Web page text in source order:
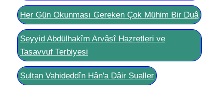
Her Gün Okunması Gereken Çok Mühim Bir Duâ
Seyyid Abdülhakîm Arvâsî Hazretleri ve
Tasavvuf Terbiyesi
Sultan Vahideddîn Hân'a Dâir Sualler